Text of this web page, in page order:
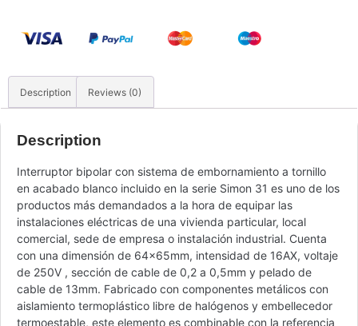
Description Reviews (0)
Description
Interruptor bipolar con sistema de embornamiento a tornillo
en acabado blanco incluido en la serie Simon 31 es uno de los
productos más demandados a la hora de equipar las
instalaciones eléctricas de una vivienda particular, local
comercial, sede de empresa o instalación industrial. Cuenta
con una dimensión de 64x65mm, intensidad de 16AX, voltaje
de 250V , sección de cable de 0,2 a 0,5mm y pelado de
cable de 13mm. Fabricado con componentes metálicos con
aislamiento termoplástico libre de halógenos y embellecedor
termoestable, este elemento es combinable con la referencia